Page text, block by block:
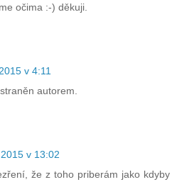
očima :-) děkuji.
v 4:11
autorem.
v 13:02
že z toho priberám jako kdyby